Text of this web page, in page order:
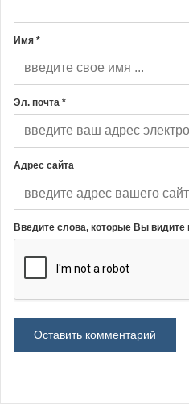
Имя *
Эл. почта *
Адрес сайта
Введите слова, которые Вы видите